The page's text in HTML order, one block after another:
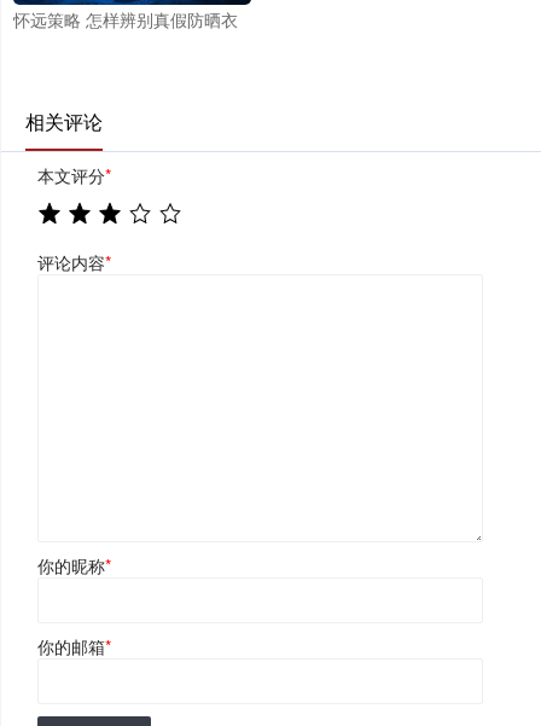
怀远策略 怎样辨别真假防晒衣
相关评论
本文评分*
评论内容*
你的昵称*
你的邮箱*